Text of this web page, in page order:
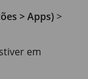
> Apps)>
em